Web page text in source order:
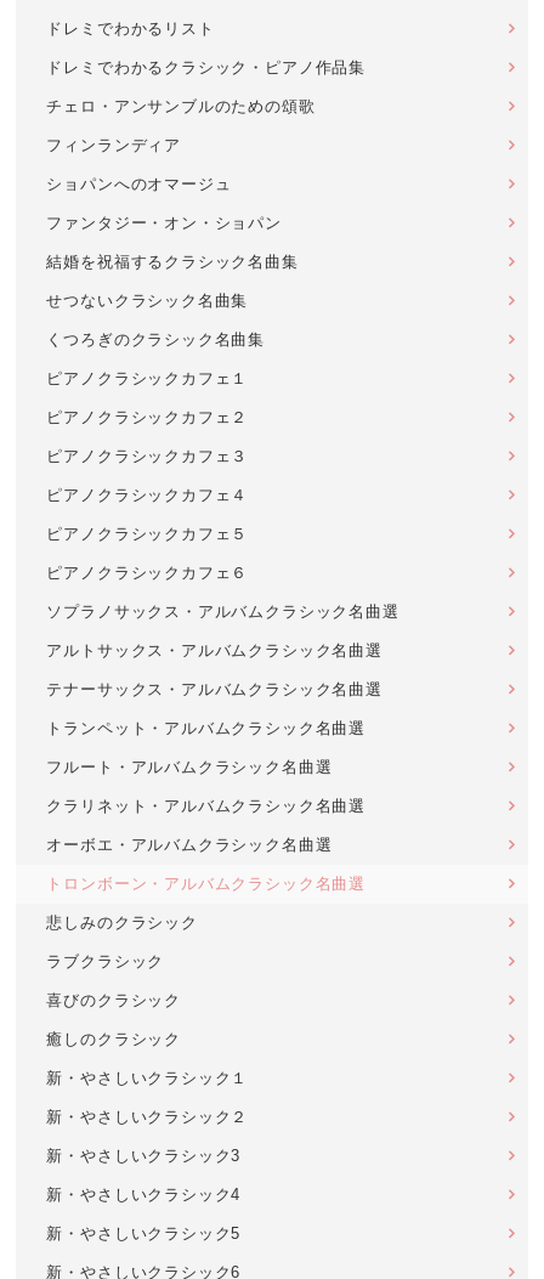
ドレミでわかるリスト
ドレミでわかるクラシック・ピアノ作品集
チェロ・アンサンブルのための頌歌
フィンランディア
ショパンへのオマージュ
ファンタジー・オン・ショパン
結婚を祝福するクラシック名曲集
せつないクラシック名曲集
くつろぎのクラシック名曲集
ピアノクラシックカフェ１
ピアノクラシックカフェ２
ピアノクラシックカフェ３
ピアノクラシックカフェ４
ピアノクラシックカフェ５
ピアノクラシックカフェ６
ソプラノサックス・アルバムクラシック名曲選
アルトサックス・アルバムクラシック名曲選
テナーサックス・アルバムクラシック名曲選
トランペット・アルバムクラシック名曲選
フルート・アルバムクラシック名曲選
クラリネット・アルバムクラシック名曲選
オーボエ・アルバムクラシック名曲選
トロンボーン・アルバムクラシック名曲選
悲しみのクラシック
ラブクラシック
喜びのクラシック
癒しのクラシック
新・やさしいクラシック１
新・やさしいクラシック２
新・やさしいクラシック3
新・やさしいクラシック4
新・やさしいクラシック5
新・やさしいクラシック6